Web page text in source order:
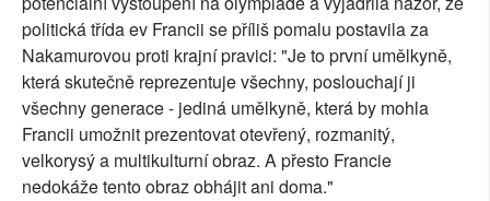
politická třída ev Francii se příliš pomalu postavila za
Nakamurovou proti krajní pravici: "Je to první umělkyně,
která skutečně reprezentuje všechny, poslouchají ji
všechny generace - jediná umělkyně, která by mohla
Francii umožnit prezentovat otevřený, rozmanitý,
velkorysý a multikulturní obraz. A přesto Francie
nedokáže tento obraz obhájit ani doma."